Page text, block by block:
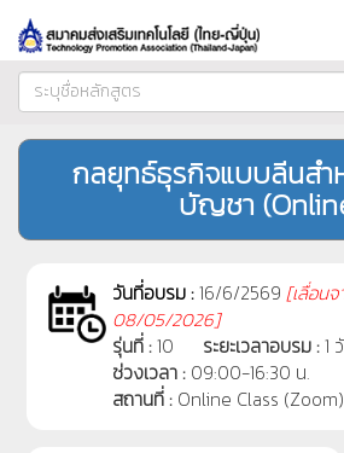
กลยุทธ์ธุรกิจแบบลีนส
บัญชา
วันที่อบรม :16/6/2569 [เลื่อน
08/05/2026]
รุ่นที่ :10 ระยะเวลาอบรม :1
ช่วงเวลา : 09:00-16:30 น.
สถานที่ : Online Class (Zoom)